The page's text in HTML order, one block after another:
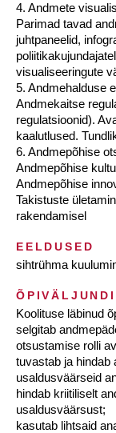
4. Andmete
Parimad tavad
juhtpaneelid,
visualiseeringute
5. Andmehalduse
Andmekaitse
regulatsioonid).
kaalutlused.
6. Andmepõhise
Andmepõhise
Andmepõhise
Takistuste
rakendamisel
EELDUSED
sihtrühma
Koolituse läbinud
selgitab
otsustamise rolli
tuvastab ja hindab
usaldusväärseid
hindab kriitiliselt
usaldusväärsust;
kasutab lihtsaid